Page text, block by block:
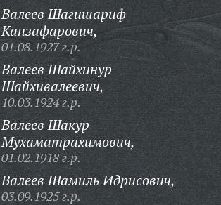
Валеев Шагишариф
Канзафарович,
01.08.1927 г.р.
Валеев Шайхинур
Шайхивалеевич,
10.03.1924 г.р.
Валеев Шакур
Мухаматрахимович,
01.02.1918 г.р.
Валеев Шамиль Идрисович,
03.09.1925 г.р.